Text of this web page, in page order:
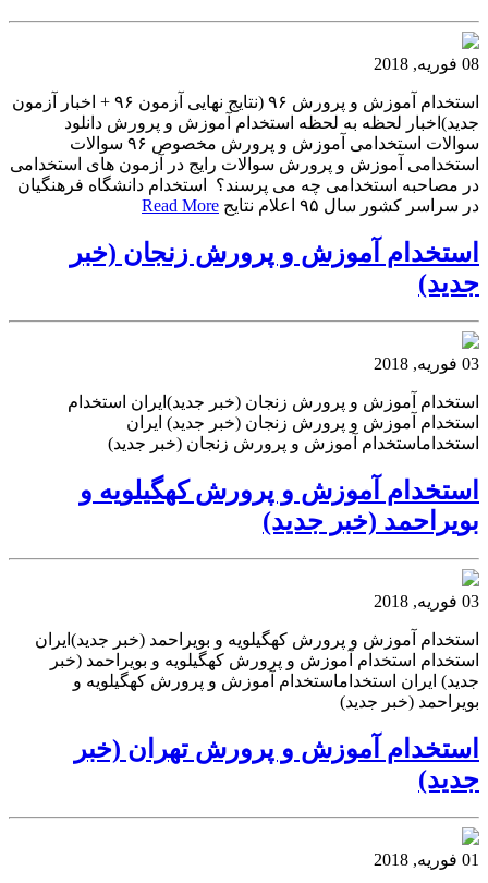
08 فوریه, 2018
استخدام آموزش و پرورش ۹۶ (نتایج نهایی آزمون ۹۶ + اخبار آزمون
جدید)اخبار لحظه به لحظه استخدام آموزش و پرورش دانلود
سوالات استخدامی آموزش و پرورش مخصوص ۹۶ سوالات
استخدامی آموزش و پرورش سوالات رایج در آزمون های استخدامی
در مصاحبه استخدامی چه می پرسند؟ استخدام دانشگاه فرهنگیان
در سراسر کشور سال ۹۵ اعلام نتایج
Read More
استخدام آموزش و پرورش زنجان (خبر
جدید)
03 فوریه, 2018
استخدام آموزش و پرورش زنجان (خبر جدید)ایران استخدام
استخدام آموزش و پرورش زنجان (خبر جدید) ایران
استخداماستخدام آموزش و پرورش زنجان (خبر جدید)
استخدام آموزش و پرورش کهگیلویه و
بویراحمد (خبر جدید)
03 فوریه, 2018
استخدام آموزش و پرورش کهگیلویه و بویراحمد (خبر جدید)ایران
استخدام استخدام آموزش و پرورش کهگیلویه و بویراحمد (خبر
جدید) ایران استخداماستخدام آموزش و پرورش کهگیلویه و
بویراحمد (خبر جدید)
استخدام آموزش و پرورش تهران (خبر
جدید)
01 فوریه, 2018